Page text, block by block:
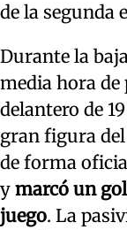
de la segunda
Durante la
media hora de
delantero de
gran figura
de forma
y marcó un
juego. La